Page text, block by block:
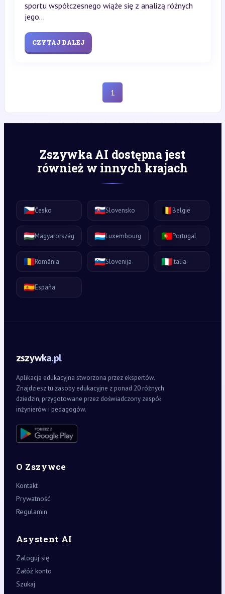
sportu współczesnego wiąże się z analizą różnych
jego...
CZYTAJ DALEJ
1
Zszywka AI dostępna jest
również w innych krajach
🇨🇿Česko 🇸🇰Slovensko 🇧🇪België
🇭🇺Magyarország 🇱🇺Luxembourg 🇵🇹Portugal
🇷🇴România 🇸🇮Slovenija 🇮🇹Italia
🇪🇸España
zszywka.pl
Aplikacja edukacyjna stworzona przez ekspertów.
Znajdziesz tu zasoby edukacyjne z ponad 20 różnych
dziedzin, przygotowane przez doświadczony zespół
inżynierów i pedagogów.
O Zszywce
Kontakt
Prywatność
Regulamin
Asystent AI
Zaloguj się
Załóż konto
Szukaj